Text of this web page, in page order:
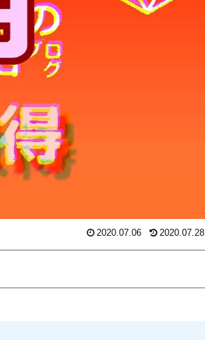
2020.07.06 2020.07.28